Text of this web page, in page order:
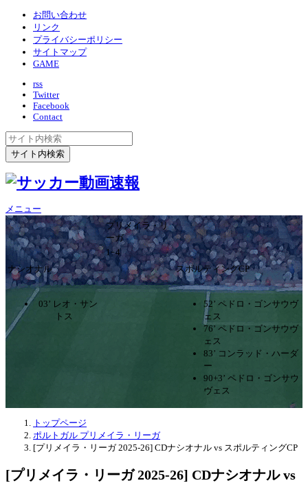
お問い合わせ
リンク
プライバシーポリシー
サイトマップ
GAME
rss
Twitter
Facebook
Contact
メニュー
プリメイラ・リ
ーガ
1ｰ4
ナシオナル
スポルティングCP
03’ レオ・サン
トス
52’ ペドロ・ゴンサウヴ
ェス
76’ ペドロ・ゴンサウヴ
ェス
83’ コンラッド・ハーダ
ー
90+3’ ペドロ・ゴンサウ
ヴェス
トップページ
ポルトガル プリメイラ・リーガ
[プリメイラ・リーガ 2025-26] CDナシオナル vs スポルティングCP
[プリメイラ・リーガ 2025-26] CDナシオナル vs